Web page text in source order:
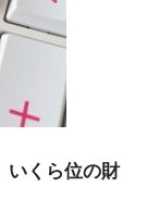
いくら位の財